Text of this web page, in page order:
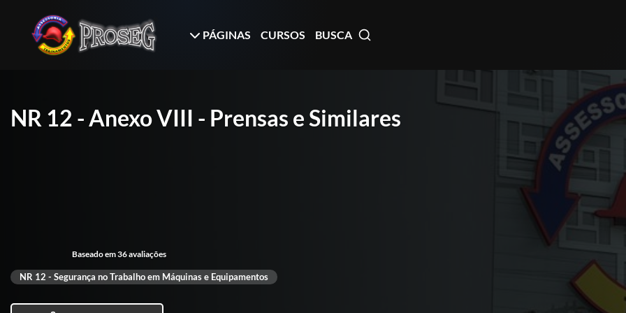
PÁGINAS CURSOS BUSCA
NR 12 - Anexo VIII - Prensas e Similares
Baseado em 36 avaliações
NR 12 - Segurança no Trabalho em Máquinas e Equipamentos